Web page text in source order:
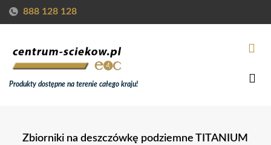
888 128 128
Produkty dostępne na terenie całego kraju!
Zbiorniki na deszczówkę podziemne TITANIUM